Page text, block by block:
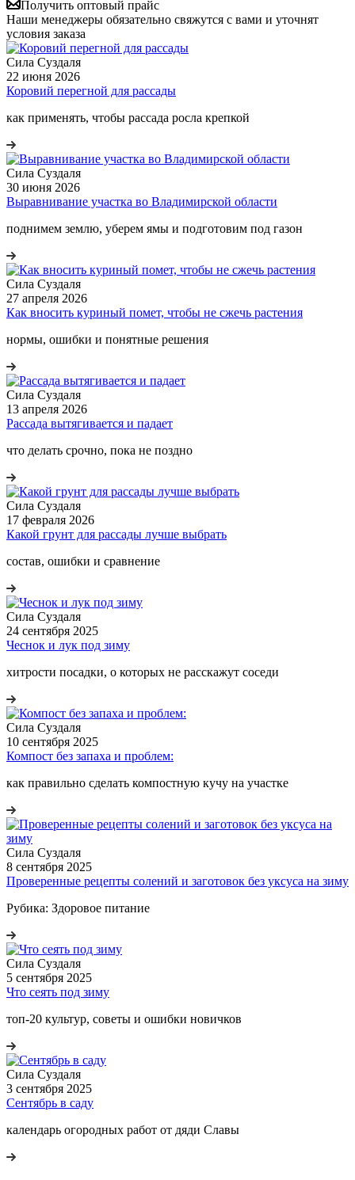
Получить оптовый прайс
Наши менеджеры обязательно свяжутся с вами и уточнят
условия заказа
Сила Cуздаля
22 июня 2026
Коровий перегной для рассады
как применять, чтобы рассада росла крепкой
Сила Cуздаля
30 июня 2026
Выравнивание участка во Владимирской области
поднимем землю, уберем ямы и подготовим под газон
Сила Cуздаля
27 апреля 2026
Как вносить куриный помет, чтобы не сжечь растения
нормы, ошибки и понятные решения
Сила Cуздаля
13 апреля 2026
Рассада вытягивается и падает
что делать срочно, пока не поздно
Сила Cуздаля
17 февраля 2026
Какой грунт для рассады лучше выбрать
состав, ошибки и сравнение
Сила Cуздаля
24 сентября 2025
Чеснок и лук под зиму
хитрости посадки, о которых не расскажут соседи
Сила Cуздаля
10 сентября 2025
Компост без запаха и проблем:
как правильно сделать компостную кучу на участке
Сила Cуздаля
8 сентября 2025
Проверенные рецепты солений и заготовок без уксуса на зиму
Рубика: Здоровое питание
Сила Cуздаля
5 сентября 2025
Что сеять под зиму
топ-20 культур, советы и ошибки новичков
Сила Cуздаля
3 сентября 2025
Сентябрь в саду
календарь огородных работ от дяди Славы